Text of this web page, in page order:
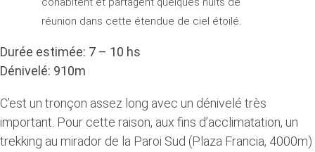
réunion dans cette étendue de ciel étoilé.
Durée estimée: 7 – 10 hs
Dénivelé: 910m
C’est un tronçon assez long avec un dénivelé très
important. Pour cette raison, aux fins d’acclimatation, un
trekking au mirador de la Paroi Sud (Plaza Francia, 4000m)